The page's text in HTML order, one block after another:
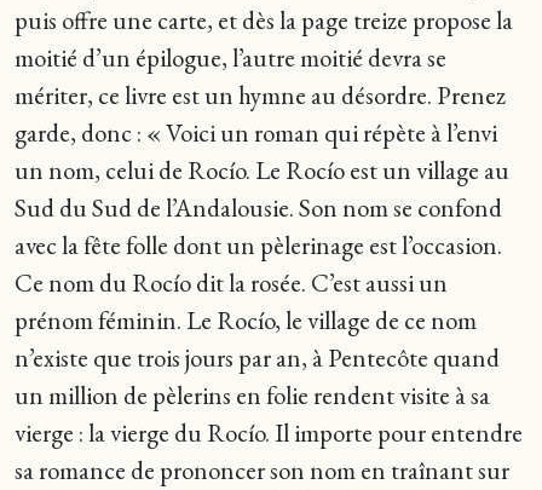
puis offre une carte, et dès la page treize propose la
moitié d’un épilogue, l’autre moitié devra se
mériter, ce livre est un hymne au désordre. Prenez
garde, donc : « Voici un roman qui répète à l’envi
un nom, celui de Rocío. Le Rocío est un village au
Sud du Sud de l’Andalousie. Son nom se confond
avec la fête folle dont un pèlerinage est l’occasion.
Ce nom du Rocío dit la rosée. C’est aussi un
prénom féminin. Le Rocío, le village de ce nom
n’existe que trois jours par an, à Pentecôte quand
un million de pèlerins en folie rendent visite à sa
vierge : la vierge du Rocío. Il importe pour entendre
sa romance de prononcer son nom en traînant sur